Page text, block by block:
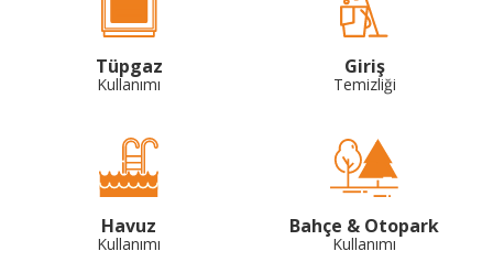
Tüpgaz
Kullanımı
Giriş
Temizliği
Havuz
Kullanımı
Bahçe & Otopark
Kullanımı